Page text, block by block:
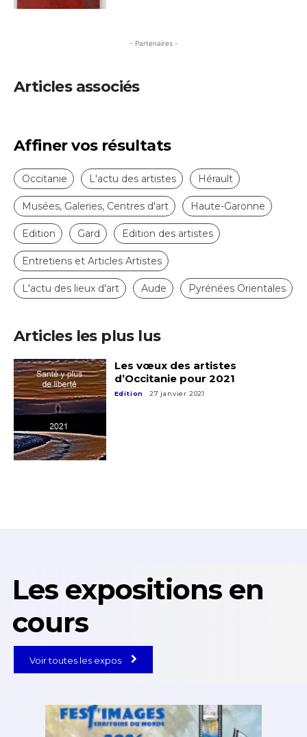
Adresse email*
Nom
Prénom
J'accepte lestermes et conditions
* Champ obligatoire
Adresse email*
Nom
Prénom
Statut / Organisation
- Partenaires -
Articles associés
Affiner vos résultats
Occitanie L'actu des artistes Hérault
Musées, Galeries, Centres d'art Haute-Garonne
Edition Gard Edition des artistes
Entretiens et Articles Artistes
L'actu des lieux d'art Aude Pyrénées Orientales
Articles les plus lus
Les vœux des artistes
d’Occitanie pour 2021
Edition 27 janvier 2021
Les expositions en
cours
Voir toutes les expos